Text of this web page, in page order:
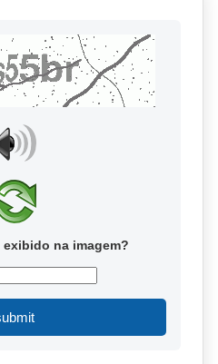
na imagem?